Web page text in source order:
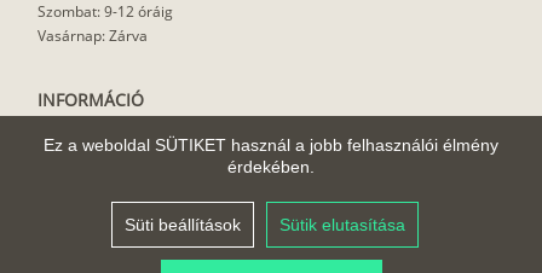
Ez a weboldal SÜTIKET használ a jobb felhasználói élmény
érdekében.
Süti beállítások Sütik elutasítása
Szombat: 9-12 óráig
Vasárnap: Zárva
INFORMÁCIÓ
Felhasználási javaslat